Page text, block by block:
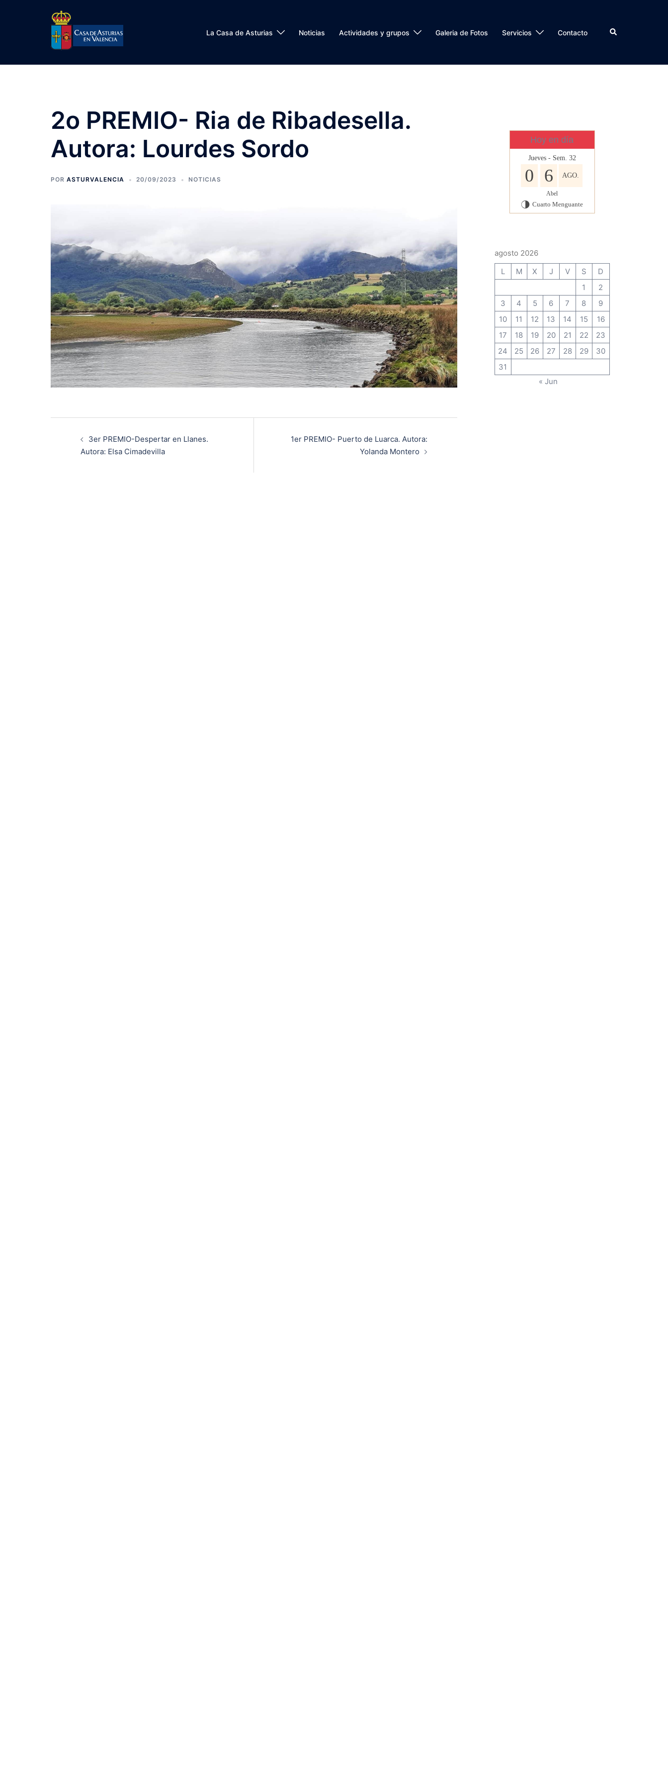
La Casa de Asturias Noticias Actividades y grupos Galeria de Fotos Servicios Contacto Buscar
2o PREMIO- Ria de Ribadesella.
Autora: Lourdes Sordo
POR ASTURVALENCIA 20/09/2023 NOTICIAS
3er PREMIO-Despertar en Llanes.
Autora: Elsa Cimadevilla
1er PREMIO- Puerto de Luarca. Autora:
Yolanda Montero
Hoy en día
Jueves - Sem. 32
0 6 AGO.
Abel
T Cuarto Menguante
agosto 2026
L
M X J V S
D
1
2
3
4 5 6 7 8
9
10
11 12 13 14 15
16
17
18 19 20 21 22
23
24
25 26 27 28 29
30
31
« Jun